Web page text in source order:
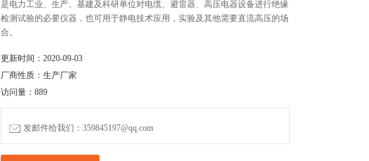
是电力工业、生产、基建及科研单位对电缆、避雷器、高压电器设备进行绝缘
检测试验的必要仪器，也可用于静电技术应用，实验及其他需要直流高压的场
合。
更新时间：2020-09-03
厂商性质：生产厂家
访问量：889
发邮件给我们：359845197@qq.com